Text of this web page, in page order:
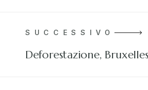
SUCCESSIVO
Deforestazione,